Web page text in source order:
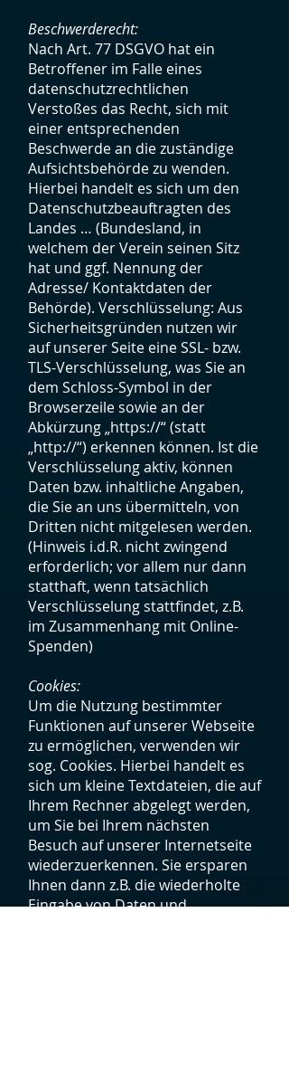
Beschwerderecht:
Nach Art. 77 DSGVO hat ein
Betroffener im Falle eines
datenschutzrechtlichen
Verstoßes das Recht, sich mit
einer entsprechenden
Beschwerde an die zuständige
Aufsichtsbehörde zu wenden.
Hierbei handelt es sich um den
Datenschutzbeauftragten des
Landes … (Bundesland, in
welchem der Verein seinen Sitz
hat und ggf. Nennung der
Adresse/ Kontaktdaten der
Behörde). Verschlüsselung: Aus
Sicherheitsgründen nutzen wir
auf unserer Seite eine SSL- bzw.
TLS-Verschlüsselung, was Sie an
dem Schloss-Symbol in der
Browserzeile sowie an der
Abkürzung „https://“ (statt
„http://“) erkennen können. Ist die
Verschlüsselung aktiv, können
Daten bzw. inhaltliche Angaben,
die Sie an uns übermitteln, von
Dritten nicht mitgelesen werden.
(Hinweis i.d.R. nicht zwingend
erforderlich; vor allem nur dann
statthaft, wenn tatsächlich
Verschlüsselung stattfindet, z.B.
im Zusammenhang mit Online-
Spenden)
Cookies:
Um die Nutzung bestimmter
Funktionen auf unserer Webseite
zu ermöglichen, verwenden wir
sog. Cookies. Hierbei handelt es
sich um kleine Textdateien, die auf
Ihrem Rechner abgelegt werden,
um Sie bei Ihrem nächsten
Besuch auf unserer Internetseite
wiederzuerkennen. Sie ersparen
Ihnen dann z.B. die wiederholte
Eingabe von Daten und